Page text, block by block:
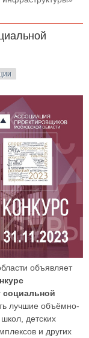
объявляет
социальной
лучшие объёмно-
детских
и других